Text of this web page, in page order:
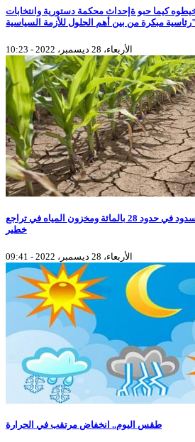
كيما حبو ةإحداث محكمة دستورية وانتخابات
رئاسية مبكرة من بين أهم الحلول للأزمة السياسية"
الأربعاء، 28 ديسمبر، 2022 - 10:23
وزارة الفلاحة: نسبة إمتلاء السدود في حدود 28 بالمائة ومخزون المياه في تراجع
خطير
الأربعاء، 28 ديسمبر، 2022 - 09:41
طقس اليوم.. انخفاض مرتقب في الحرارة